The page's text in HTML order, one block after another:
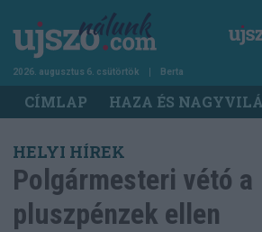
tartalomra
2026. augusztus 6. csütörtök Berta
Main
navigation
CÍMLAP HAZA ÉS
HELYI HÍREK
Polgármesteri vétó a
pluszpénzek ellen